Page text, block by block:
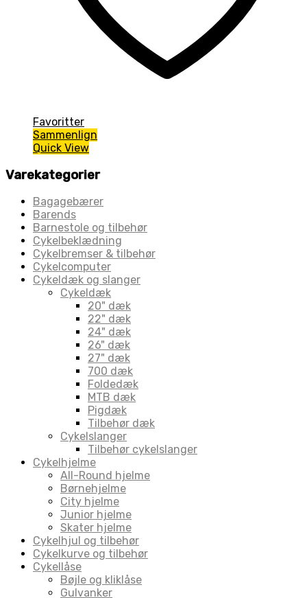
Favoritter
Sammenlign
Quick View
Varekategorier
Bagagebærer
Barends
Barnestole og tilbehør
Cykelbeklædning
Cykelbremser & tilbehør
Cykelcomputer
Cykeldæk og slanger
Cykeldæk
20" dæk
22" dæk
24" dæk
26" dæk
27" dæk
700 dæk
Foldedæk
MTB dæk
Pigdæk
Tilbehør dæk
Cykelslanger
Tilbehør cykelslanger
Cykelhjelme
All-Round hjelme
Børnehjelme
City hjelme
Junior hjelme
Skater hjelme
Cykelhjul og tilbehør
Cykelkurve og tilbehør
Cykellåse
Bøjle og kliklåse
Gulvanker